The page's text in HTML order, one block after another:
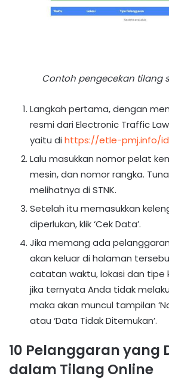
Contoh pengecekan tilang
Langkah pertama, dengan
resmi dari Electronic Traffic
yaitu di https://etle-pmj.info/
Lalu masukkan nomor pelat
mesin, dan nomor rangka.
melihatnya di STNK.
Setelah itu memasukkan
diperlukan, klik ‘Cek Data’.
Jika memang ada
akan keluar di halaman
catatan waktu, lokasi dan tipe
jika ternyata Anda tidak
maka akan muncul tampilan
atau ‘Data Tidak Ditemukan’.
10 Pelanggaran yang
dalam Tilang Online